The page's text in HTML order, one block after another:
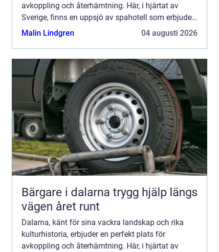
avkoppling och återhämtning. Här, i hjärtat av
Sverige, finns en uppsjö av spahotell som erbjuder
en tillflykt fr&a...
Malin Lindgren 04 augusti 2026
Bärgare i dalarna trygg hjälp längs
vägen året runt
Dalarna, känt för sina vackra landskap och rika
kulturhistoria, erbjuder en perfekt plats för
avkoppling och återhämtning. Här, i hjärtat av